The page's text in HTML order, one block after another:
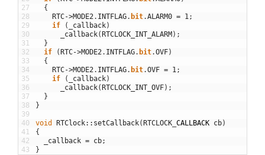
27
28
29
30
31
32
33
34
35
36
37
38
39
40
41
42
43
{
RTC->MODE2. INTFLAG. bit.ALARM0 = 1;
if
( _callback)
_callback( RTCLOCK_INT_ALARM ) ;
}
if
( RTC->MODE2. INTFLAG. bit.OVF)
{
RTC->MODE2. INTFLAG. bit.OVF = 1;
if
( _callback)
_callback( RTCLOCK_INT_OVF) ;
}
}
void RTClock:: setCallback( RTCLOCK CALLBACK cb)
{
_callback = cb;
}